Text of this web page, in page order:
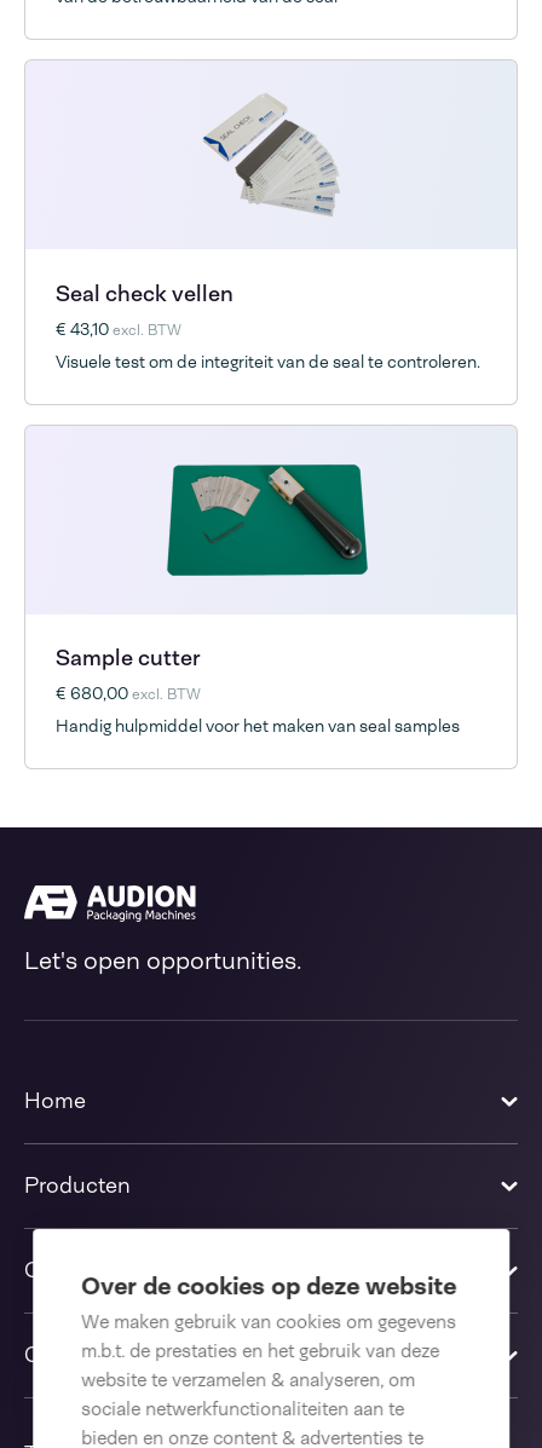
Over de cookies op deze website
We maken gebruik van cookies om gegevens
m.b.t. de prestaties en het gebruik van deze
website te verzamelen & analyseren, om
sociale netwerkfunctionaliteiten aan te
bieden en onze content & advertenties te
Seal check vellen
€ 43,10excl. BTW
Visuele test om de integriteit van de seal te controleren.
Sample cutter
€ 680,00excl. BTW
Handig hulpmiddel voor het maken van seal samples
Let's open opportunities.
Home
Producten
Oplossingen
Contact us